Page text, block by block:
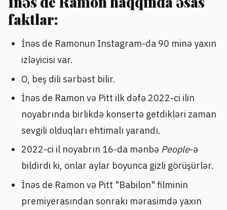
faktlar:
İnəs de Ramonun Instagram-da 90 minə yaxın
izləyicisi var.
O, beş dili sərbəst bilir.
İnəs de Ramon və Pitt ilk dəfə 2022-ci ilin
noyabrında birlikdə konsertə getdikləri zaman
sevgili olduqları ehtimalı yarandı.
2022-ci il noyabrın 16-da mənbə People-ə
bildirdi ki, onlar aylar boyunca gizli görüşürlər.
İnəs de Ramon və Pitt "Babilon" filminin
premiyerasından sonrakı mərasimdə yaxın